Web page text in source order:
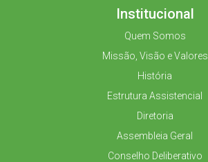
Institucional
Quem Somos
Missão, Visão e Valores
História
Estrutura Assistencial
Diretoria
Assembleia Geral
Conselho Deliberativo